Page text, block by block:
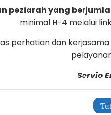
Cara Administrasi
peziarah yang
minimal H-4 melalui
perhatian dan
Servio